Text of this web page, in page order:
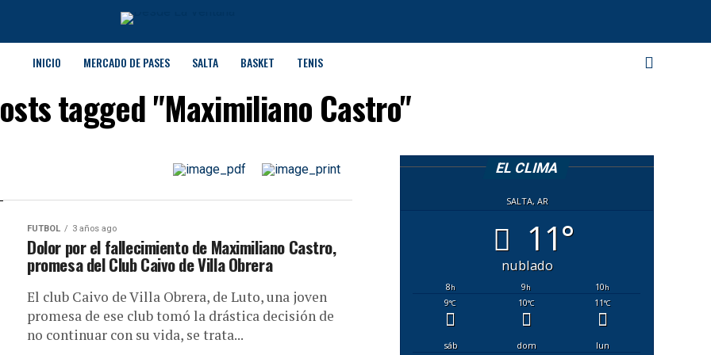
INICIO MERCADO DE PASES SALTA BASKET TENIS
tagged "Maximiliano Castro"
FUTBOL 3 años ago
Dolor por el fallecimiento de Maximiliano Castro,
promesa del Club Caivo de Villa Obrera
El club Caivo de Villa Obrera, de Luto, una joven
promesa de ese club tomó la drástica decisión de
no continuar con su vida, se trata...
EL CLIMA
SALTA, AR
11°
nublado
8h 9h 10h
9°C 10°C 11°C
sáb dom
lun